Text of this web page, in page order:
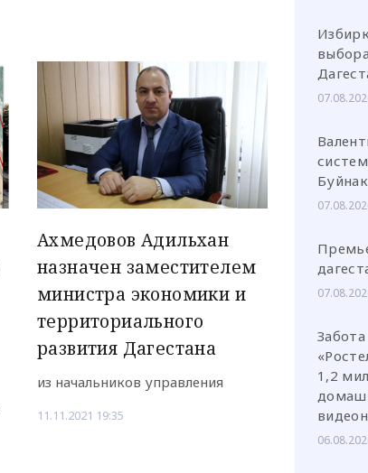
Ахмедовов Адильхан
назначен заместителем
министра экономики и
территориального
развития Дагестана
из начальников управления
11.11.2021 19:35
1,2